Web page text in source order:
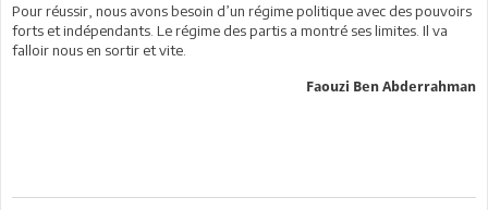
Pour réussir, nous avons besoin d’un régime politique avec des pouvoirs
forts et indépendants. Le régime des partis a montré ses limites. Il va
falloir nous en sortir et vite.
Faouzi Ben Abderrahman